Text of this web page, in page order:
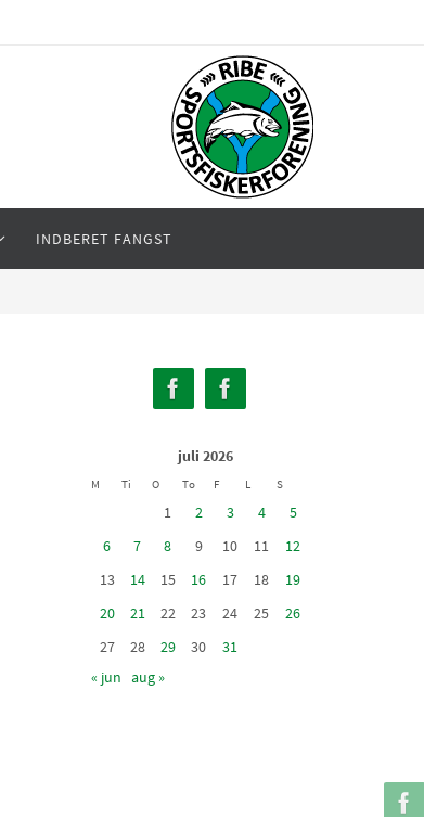
INDBERET FANGST
juli 2026
M Ti O To F L S
1 2 3 4
5
6
7 8 9 10 11
12
13
14 15 16 17 18
19
20
21 22 23 24 25
26
27
28 29 30
31
« jun aug »